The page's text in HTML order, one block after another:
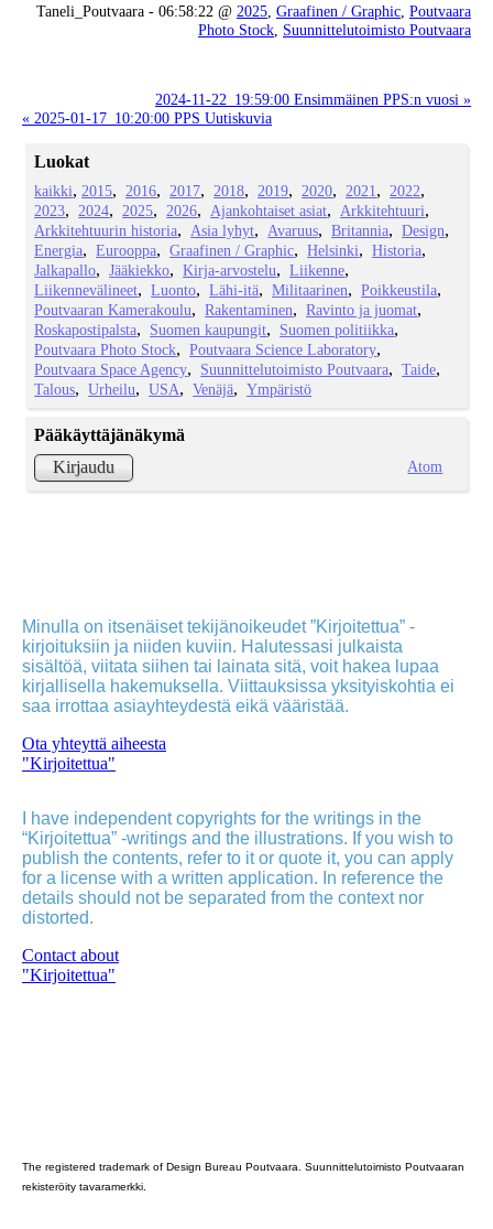
Taneli_Poutvaara - 06:58:22 @ 2025 Graafinen / Graphic Poutvaara
Photo Stock Suunnittelutoimisto Poutvaara
2024-11-22_19:59:00 Ensimmäinen PPS:n vuosi »
« 2025-01-17_10:20:00 PPS Uutiskuvia
Luokat
kaikki 2015 2016 2017 2018 2019 2020 2021
2022
2023
2024 2025 2026 Ajankohtaiset asiat
Arkkitehtuuri
Arkkitehtuurin historia
Asia lyhyt Avaruus Britannia
Design
Energia
Eurooppa Graafinen / Graphic Helsinki
Historia
Jalkapallo
Jääkiekko Kirja-arvostelu
Liikenne
Liikennevälineet
Luonto Lähi-itä Militaarinen
Poikkeustila
Poutvaaran Kamerakoulu
Rakentaminen
Ravinto ja juomat
Roskapostipalsta
Suomen kaupungit
Suomen politiikka
Poutvaara Photo Stock
Poutvaara Science Laboratory
Poutvaara Space Agency
Suunnittelutoimisto Poutvaara
Taide
Talous
Urheilu USA Venäjä Ympäristö
Pääkäyttäjänäkymä
Kirjaudu
Atom
Minulla on itsenäiset tekijänoikeudet ”Kirjoitettua” -
kirjoituksiin ja niiden kuviin. Halutessasi julkaista
sisältöä, viitata siihen tai lainata sitä, voit hakea lupaa
kirjallisella hakemuksella. Viittauksissa yksityiskohtia ei
saa irrottaa asiayhteydestä eikä vääristää.
Ota yhteyttä aiheesta
"Kirjoitettua"
I have independent copyrights for the writings in the
“Kirjoitettua” -writings and the illustrations. If you wish to
publish the contents, refer to it or quote it, you can apply
for a license with a written application. In reference the
details should not be separated from the context nor
distorted.
Contact about
"Kirjoitettua"
The registered trademark of Design Bureau Poutvaara. Suunnittelutoimisto Poutvaaran
rekisteröity tavaramerkki.